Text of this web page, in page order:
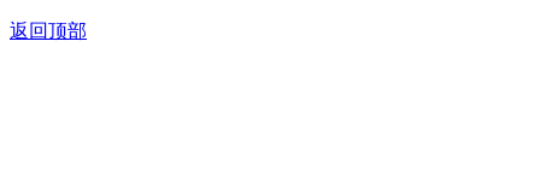
返回顶部